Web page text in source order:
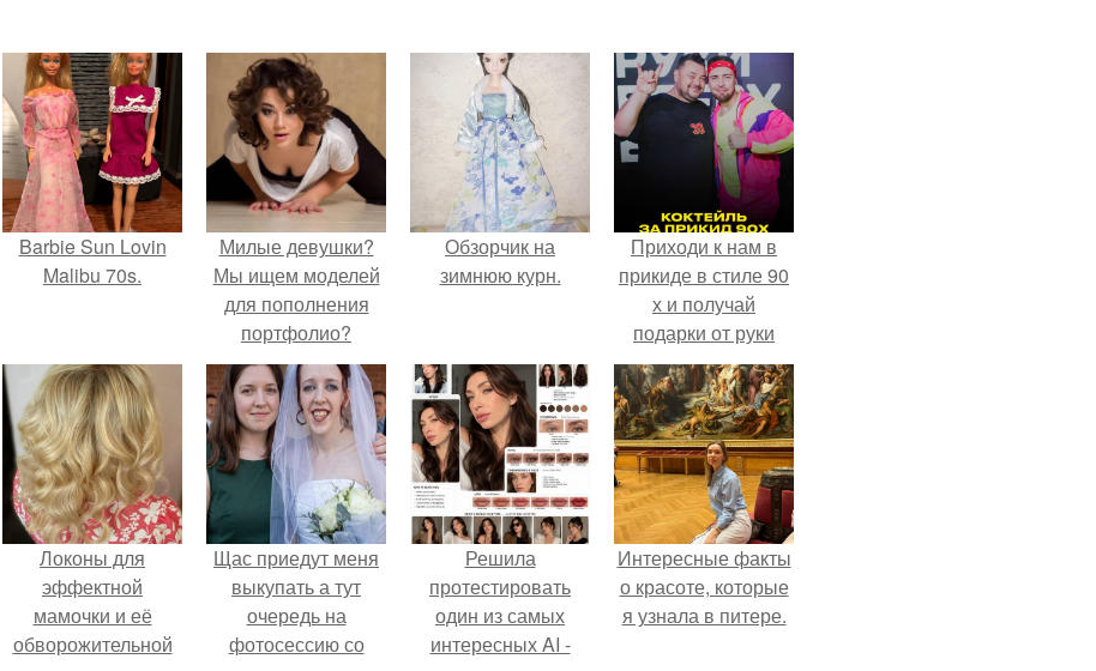
Barbie Sun Lovin
Malibu 70s.
Милые девушки?
Мы ищем моделей
для пополнения
портфолио?
Обзорчик на
зимнюю курн.
Приходи к нам в
прикиде в стиле 90
х и получай
подарки от руки
вверх!
Локоны для
эффектной
мамочки и её
обворожительной
Щас приедут меня
выкупать а тут
очередь на
фотосессию со
Решила
протестировать
один из самых
интересных AI -
Интересные факты
о красоте, которые
я узнала в питере.